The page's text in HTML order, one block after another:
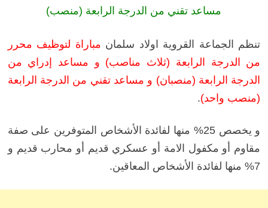
مساعد تقني من الدرجة الرابعة (منصب)
تنظم الجماعة القروية اولاد سلمان مباراة لتوظيف محرر
من الدرجة الرابعة (ثلاث مناصب) و مساعد إدراي من
الدرجة الرابعة (منصبان) و مساعد تقني من الدرجة الرابعة
(منصب واحد).
و يخصص 25% منها لفائدة الأشخاص المتوفرين على صفة
مقاوم أو مكفول الامة أو عسكري قديم أو محارب قديم و
7% منها لفائدة الأشخاص المعاقين.